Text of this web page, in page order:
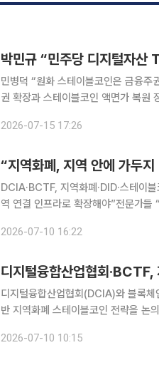
박민규 “민주당 디지털자
민병덕 “원화 스테이블코인은 금융주
권 확장과 스테이블코인 액면가 복원
운데, 한국도 올해 하반기 디지털자산
2026-07-15 17:26
“지역화폐, 지역 안에 가두
DCIA·BCTF, 지역화폐·DID·스테이
역 연결 인프라로 확장해야”전문가들
2026-07-10 16:22
디지털융합산업협회
디지털융합산업협회(DCIA)와 블록
반 지역화폐 스테이블코인 전략을 논의한다. 디지털융합산업협회는 10일 오전 10시
2026-07-10 10:15